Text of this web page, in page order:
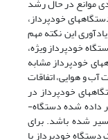
موانع در حال رشد
خودپرداز،
این نکته مهم
خودپرداز ویژه،
خودپرداز مشابه
و هوایی، اتفاقات
خودپرداز در
داده شده دستگاه­
شده باشد. برای
خودپرداز با